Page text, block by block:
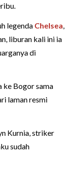
legenda Chelsea,
liburan kali ini ia
di
ke Bogor sama
laman resmi
Kurnia, striker
sudah